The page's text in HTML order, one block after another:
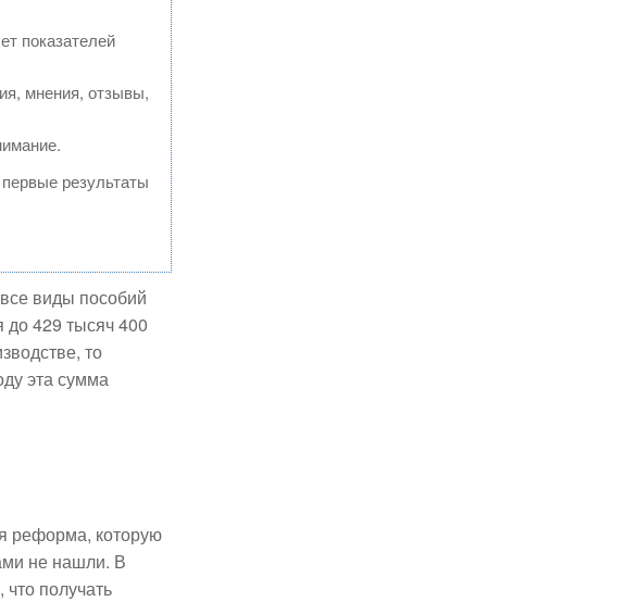
показателей
мнения, отзывы,
результаты
виды пособий
до 429 тысяч 400
то
эта сумма
реформа, которую
не нашли. В
получать